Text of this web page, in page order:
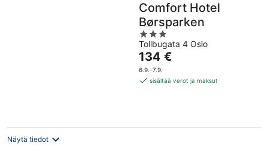
Comfort Hotel
Børsparken
3
out
of
5
Tollbugata 4 Oslo
Hinta
on
134 €
134 €
6.9.–7.9.
sisältää verot ja maksut
Näytä tiedot